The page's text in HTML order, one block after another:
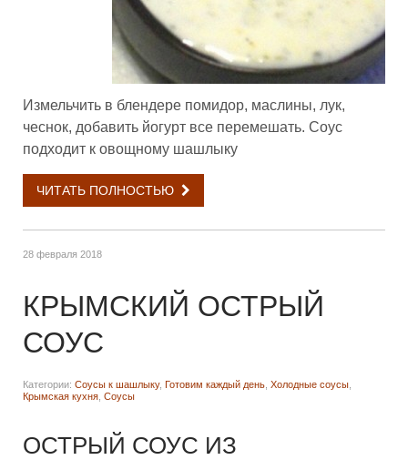
Измельчить в блендере помидор, маслины, лук,
чеснок, добавить йогурт все перемешать. Соус
подходит к овощному шашлыку
ЧИТАТЬ ПОЛНОСТЬЮ
28 февраля 2018
КРЫМСКИЙ ОСТРЫЙ
СОУС
Категории: Соусы к шашлыку, Готовим каждый день Холодные соусы
Крымская кухня Соусы
ОСТРЫЙ СОУС ИЗ